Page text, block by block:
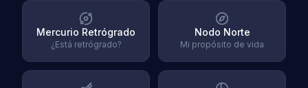
Mercurio Retrógrado
¿Está retrógrado?
Nodo Norte
Mi propósito de vida